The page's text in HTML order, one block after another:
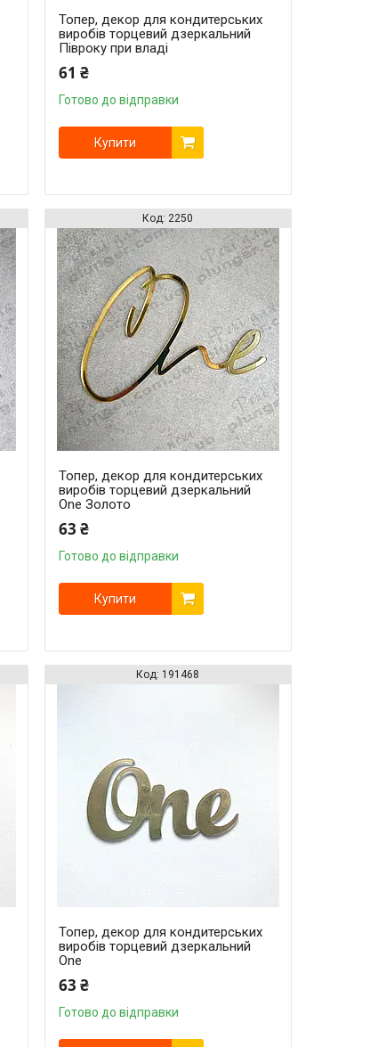
Топер, декор для кондитерських
виробів торцевий дзеркальний
Півроку при владі
61 ₴
Готово до відправки
Купити
2250
Топер, декор для кондитерських
виробів торцевий дзеркальний
One Золото
63 ₴
Готово до відправки
Купити
191468
Топер, декор для кондитерських
виробів торцевий дзеркальний
One
63 ₴
Готово до відправки